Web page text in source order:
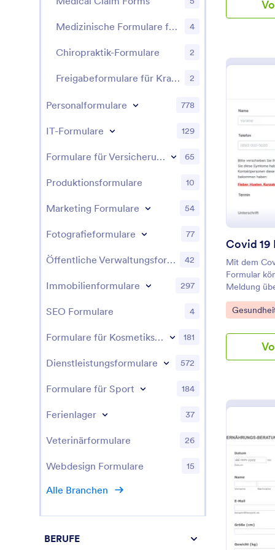
informiert
Schüler zu
eine
Attest, um
eines
Formular
Tablet oder
Wenn Sie
HIPAA-
schützen.
Antworten
Vergessen
Jotform
unterwegs
Arztbriefe
Patienten
Arztbriefe
Mit dem
Formular
Meldung
abgeben.
Vorlage Sie
vollständig
ohne dass
Go to
Medizinische Formulare für Ferienlager 4
Chiropraktik-Formulare 2
Freigabeformulare für Krankenhäuser 2
Personalformulare 778
IT-Formulare 129
Formulare für Versicherungen 65
Produktionsformulare 10
Marketing Formulare 54
Fotografieformulare 77
Öffentliche Verwaltungsformulare 42
Immobilienformulare 297
SEO Formulare 4
Formulare für Kosmetikstudios 181
Dienstleistungsformulare 572
Formulare für Sport 184
Ferienlager 37
Veterinärformulare 26
Webdesign Formulare 15
Alle Branchen
BERUFE